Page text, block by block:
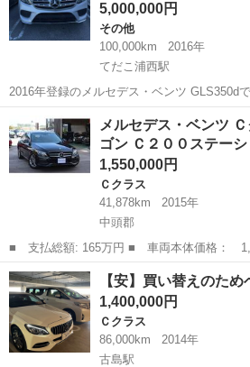
5,000,000円
その他
100,000km
2016年
てだこ浦西駅
2016年登録のメルセデス・ベンツ GLS350dです。 走行距離は
kmですが、これまで丁寧にメンテナンスを
機関ともに良好な状態です。 10万kmのタイミングで大規模な整備を
実施しており、...
名護市 てだこ浦西駅
メルセデス・ベンツ
ゴン Ｃ２００ステー
1,550,000円
Ｃクラス
41,878km
2015年
中頭郡
■ 支払総額: 165万円 ■ 車両本体価格： 1,550,000 円 ■ メーカー
名： メルセデス・ベンツ ■ 車種名： Ｃク
ン ■ グレード名： Ｃ２００ステーション
ド 本土仕入...
沖縄 中頭郡 Ｃクラス
【安】買い替えのため
1,400,000円
Ｃクラス
86,000km
2014年
古島駅